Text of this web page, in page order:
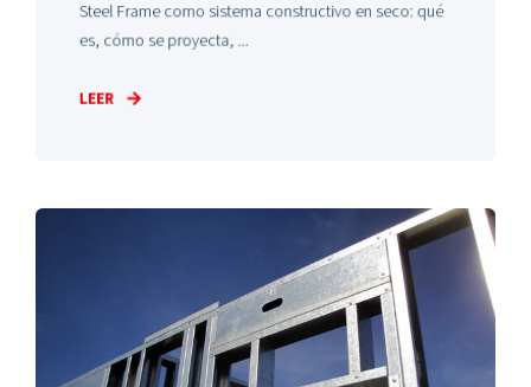
Steel Frame como sistema constructivo en seco: qué
es, cómo se proyecta, ...
LEER